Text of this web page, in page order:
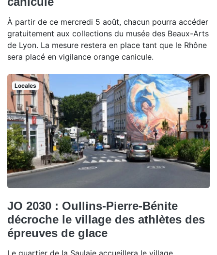
À partir de ce mercredi 5 août, chacun pourra accéder
gratuitement aux collections du musée des Beaux-Arts
de Lyon. La mesure restera en place tant que le Rhône
sera placé en vigilance orange canicule.
Locales
JO 2030 : Oullins-Pierre-Bénite
décroche le village des athlètes des
épreuves de glace